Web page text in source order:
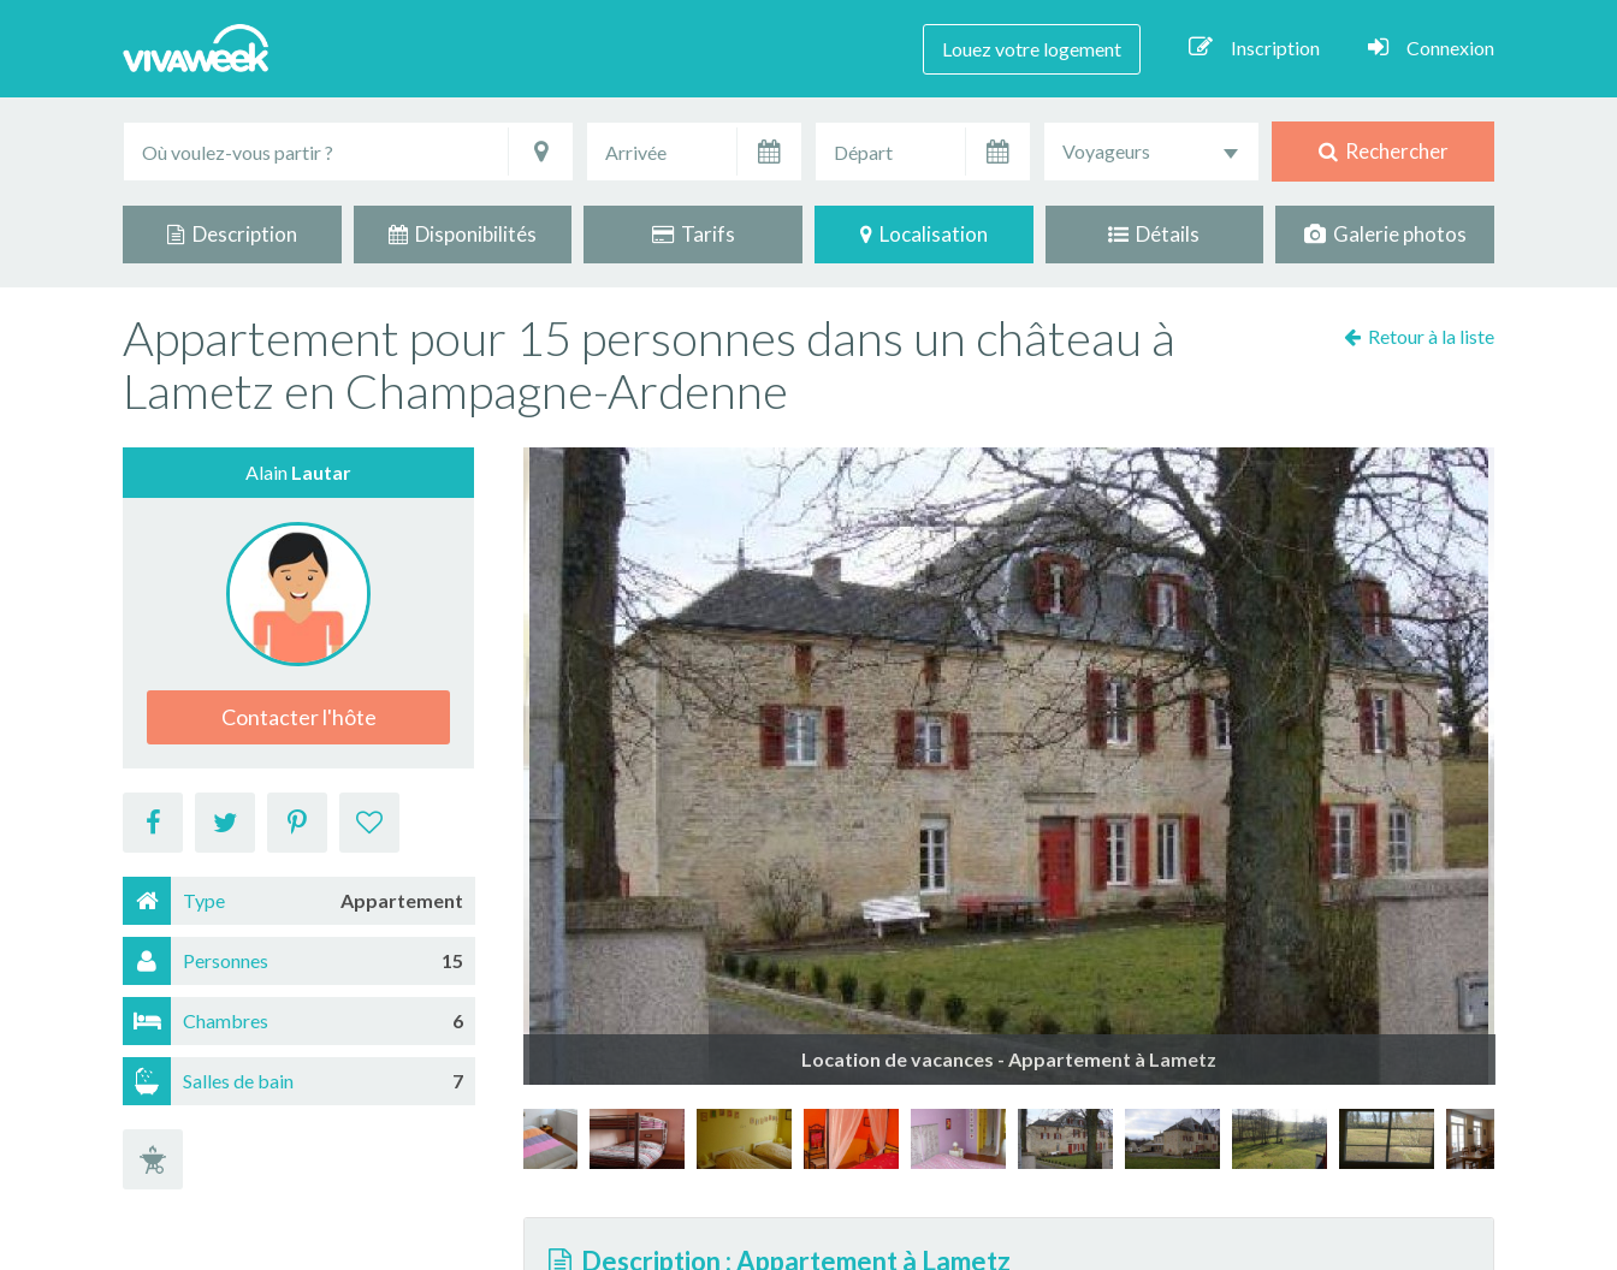
Louez votre logement Inscription Connexion
Voyageurs Rechercher
Description Disponibilités Tarifs Localisation Détails Galerie photos
Appartement pour 15 personnes dans un château à
Lametz en Champagne-Ardenne
Retour à la liste
Alain Lautar
Contacter l'hôte
Type Appartement
Personnes 15
Chambres 6
Salles de bain 7
Location de vacances - Appartement à Lametz
Description : Appartement à Lametz